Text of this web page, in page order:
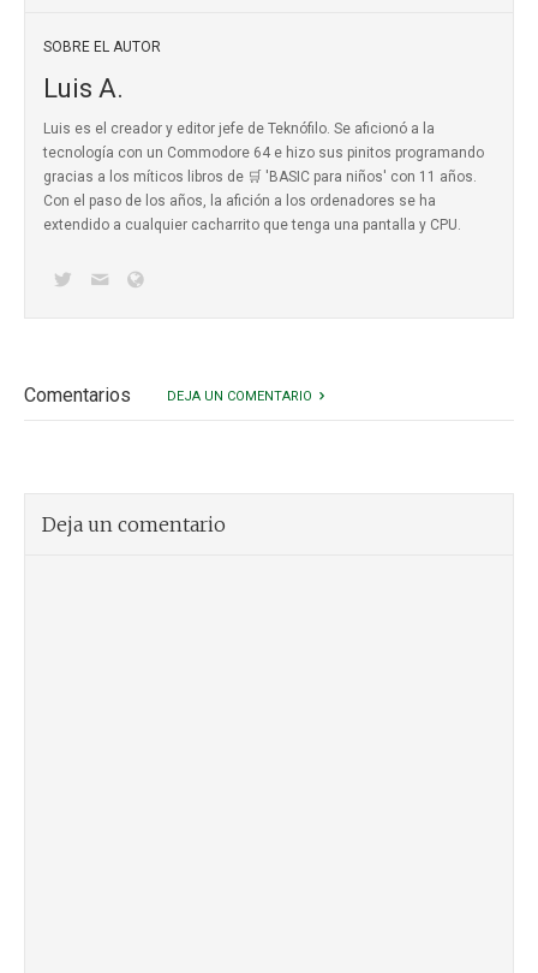
SOBRE EL AUTOR
Luis A.
Luis es el creador y editor jefe de Teknófilo. Se aficionó a la
tecnología con un Commodore 64 e hizo sus pinitos programando
gracias a los míticos libros de 🛒 'BASIC para niños' con 11 años.
Con el paso de los años, la afición a los ordenadores se ha
extendido a cualquier cacharrito que tenga una pantalla y CPU.
Comentarios DEJA UN COMENTARIO
Deja un comentario